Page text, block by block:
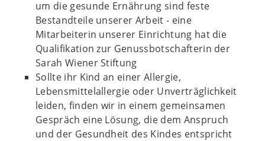
um die gesunde Ernährung sind feste
Bestandteile unserer Arbeit - eine
Mitarbeiterin unserer Einrichtung hat die
Qualifikation zur Genussbotschafterin der
Sarah Wiener Stiftung
Sollte ihr Kind an einer Allergie,
Lebensmittelallergie oder Unverträglichkeit
leiden, finden wir in einem gemeinsamen
Gespräch eine Lösung, die dem Anspruch
und der Gesundheit des Kindes entspricht